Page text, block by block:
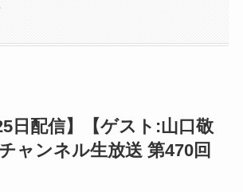
日配信】【ゲスト:山口敬
ャンネル生放送 第470回